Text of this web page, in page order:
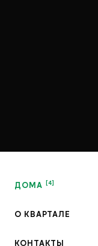
ДОМА
О КВАРТАЛЕ
КОНТАКТЫ